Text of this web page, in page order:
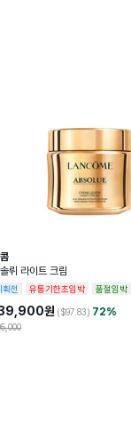
뤼 라이트 크림
획전 유통기한초임박 품절임박
원 ($97.83) 72%